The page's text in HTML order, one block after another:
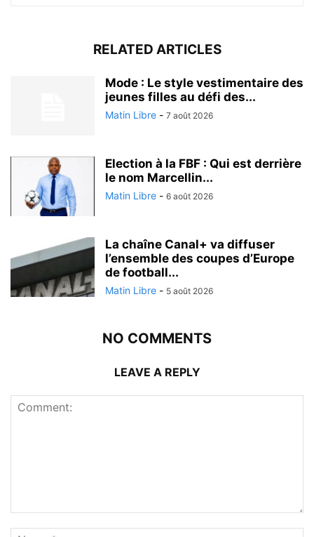
RELATED ARTICLES
Mode : Le style vestimentaire des
jeunes filles au défi des...
Matin Libre - 7 août 2026
Election à la FBF : Qui est derrière
le nom Marcellin...
Matin Libre - 6 août 2026
La chaîne Canal+ va diffuser
l’ensemble des coupes d’Europe
de football...
Matin Libre - 5 août 2026
NO COMMENTS
LEAVE A REPLY